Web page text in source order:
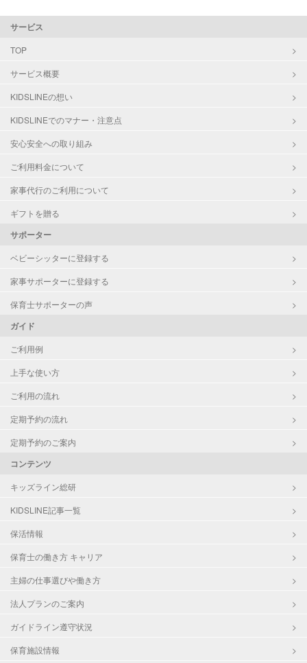
資格
管理栄養士
サービス
TOP
サービス概要
KIDSLINEの想い
KIDSLINEでのマナー・注意点
安心安全への取り組み
ご利用料金について
家事代行のご利用について
ギフトを贈る
サポーター
ベビーシッターに登録する
家事サポーターに登録する
保育士サポーターの声
ガイド
ご利用例
上手な使い方
ご利用の流れ
定期予約の流れ
定期予約のご案内
コンテンツ
キッズライン総研
KIDSLINE記事一覧
保活情報
保育士の働き方 キャリア
主婦の仕事選びや働き方
法人プランのご案内
ガイドライン遵守状況
保育施設情報